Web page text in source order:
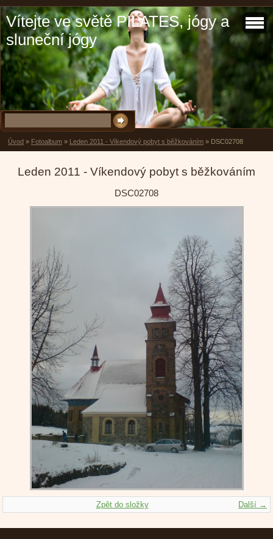
Vítejte ve světě PILATES, jógy a
sluneční jógy
Úvod » Fotoalbum » Leden 2011 - Víkendový pobyt s běžkováním » DSC02708
Leden 2011 - Víkendový pobyt s běžkováním
DSC02708
Další →
Zpět do složky